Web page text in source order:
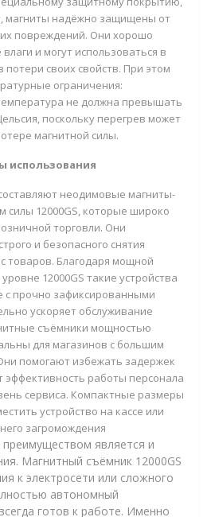
магниты надёжно защищены от
повреждений. Они хорошо
и могут использоваться в
потери своих свойств. При этом
ограничения:
не должна превышать
поскольку перегрев может
магнитной силы.
использования
неодимовые магниты-
силы 12000GS, которые широко
торговли. Они
и безопасного снятия
товаров. Благодаря мощной
12000GS такие устройства
с прочно зафиксированными
ускоряет обслуживание
съёмники мощностью
для магазинов с большим
помогают избежать задержек
работы персонала
сервиса. Компактные размеры
устройство на кассе или
загромождения
является и
Магнитный съёмник 12000GS
к электросети или сложного
автономный
готов к работе. Именно